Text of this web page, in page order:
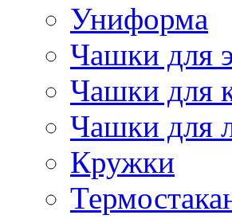
Униформа
Чашки для
Чашки для
Чашки для
Кружки